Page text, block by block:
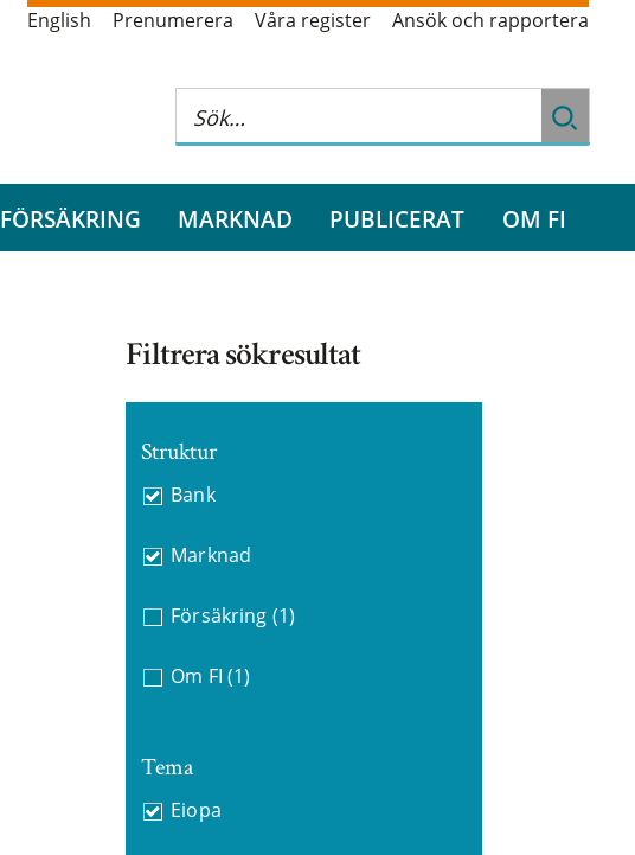
English Prenumerera Våra register Ansök och rapportera
FÖRSÄKRING MARKNAD PUBLICERAT OM FI
Filtrera sökresultat
Struktur
Bank
Marknad
Försäkring (1)
Om FI (1)
Tema
Eiopa